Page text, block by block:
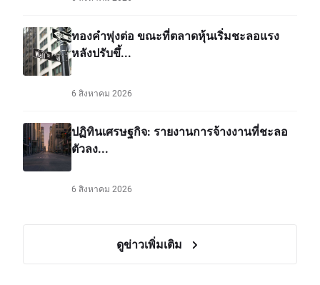
ทองคำพุ่งต่อ ขณะที่ตลาดหุ้นเริ่มชะลอแรง
หลังปรับขึ้...
6 สิงหาคม 2026
ปฏิทินเศรษฐกิจ: รายงานการจ้างงานที่ชะลอ
ตัวลง...
6 สิงหาคม 2026
ดูข่าวเพิ่มเติม